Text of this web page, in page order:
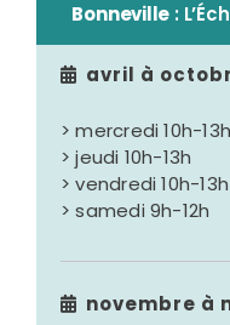
Bonneville :
avril à
> mercredi 10h-
> jeudi 10h-13h
> vendredi 10h-
> samedi 9h-12h
novembre à